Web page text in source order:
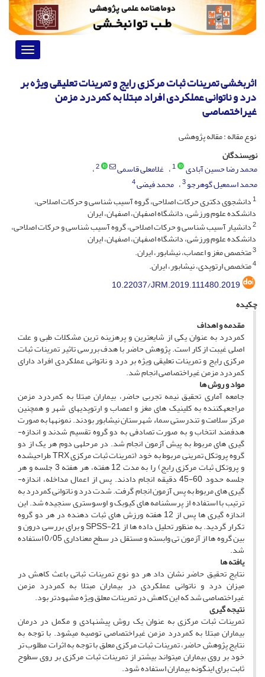
Toggle
اثربخشی تمرینات ثبات مرکزی رایج و تمرینات تعلیقی ویژه بر
درد و ناتوانی عملکردی افراد مبتلا به کمردرد مزمن
غیراختصاصی
نوع مقاله : مقاله پژوهشی
نویسندگان
محمد رضا حسین آبادی
1 غلامعلی قاسمی 2
محمد اسمعیل گوهرجو3 محمد فیضی4
1دانشجوی دکتری حرکات اصلاحی، گروه آسیب شناسی و حرکات اصلاحی،
دانشکده علوم ورزشی، دانشگاه اصفهان، اصفهان، ایران
2دانشیار آسیب شناسی و حرکات اصلاحی، گروه آسیب شناسی و حرکات اصلاحی،
دانشکده علوم ورزشی، دانشگاه اصفهان، اصفهان، ایران
3متخصص مغز و اعصاب، نیشابور، ایران.
4متخصص ارتوپدی، نیشابور، ایران.
10.22037/JRM.2019.111480.2019
چکیده
مقدمه و اهداف
کمردرد به عنوان یکی از شایع­ترین و پرهزینه ­ترین مشکلات طبی و علت
اصلی غیبت از کار است. پژوهش حاضر با هدف بررسی تاثیر تمرینات ثبات
مرکزی رایج و تمرینات تعلیقی ویژه بر درد و ناتوانی عملکردی افراد دارای
کمردرد مزمن غیراختصاصی انجام شد.
مواد و روش ­ها
جامعه آماری تحقیق نیمه ­تجربی حاضر، بیماران مبتلا به کمردرد مزمن
مراجعه­کننده به کلینیک ­های مغز و اعصاب و ارتوپدی­های شهر و همچنین
مرکز سلامت و تندرستی سماء شهرستان نیشابور بودند. نمونه­ها به صورت
هدفمند انتخاب و به صورت تصادفی به دو گروه تقسیم شدند و اندازه­
گیری­ های مربوط به پیش­ آزمون انجام شد. در مرحله­ی دوم هر یک از دو
گروه پروتکل تمرینی مربوط به خود (تمرینات ثبات مرکزی TRX طراحی­شده
و پروتکل ثبات مرکزی رایج) را به مدت 12 هفته، هر هفته 3 جلسه و هر
جلسه حدود 60-45 دقیقه انجام دادند. پس از اعمال مداخله، اندازه­
گیری ­های مربوط به پس ­آزمون انجام گرفت. شدت درد و ناتوانی کمردرد به
ترتیب با استفاده از پرسشنامه­ های کیوبک و اوسوستری سنجیده شد. این
اندازه ­گیری­ ها پس از 12 هفته ورزش­ های ثبات ­دهنده در هر دو گروه
تکرار گردید. به منظور تحلیل داده­ ها از SPSS-21 و برای بررسی درون و
بین گروه ­ها از آزمون تی وابسته و مستقل در سطح معناداری 0/05 استفاده
شد.
یافته ­ها
نتایج تحقیق حاضر نشان داد هر دو نوع تمرینات ثباتی باعث کاهش در
میزان درد و ناتوانی عملکردی در بیماران مبتلا به کمردرد مزمن
غیراختصاصی شد که این کاهش در تمرینات معلق ویژه مشهودتر بود.
نتیجه­ گیری
تمرینات ثبات مرکزی به عنوان یک روش پیشنهادی و مکمل در درمان
بیماران مبتلا به کمردرد مزمن غیراختصاصی توصیه می­شود. با توجه به
نتایج پژوهش حاضر، تمرینات ثبات مرکزی معلق با توجه به اثرات مطلوب ­تر
خود بر روی بیماران می­تواند بیشتر از تمرینات ثبات مرکزی بر روی سطوح
ثابت برای اینگونه بیماران استفاده شود.